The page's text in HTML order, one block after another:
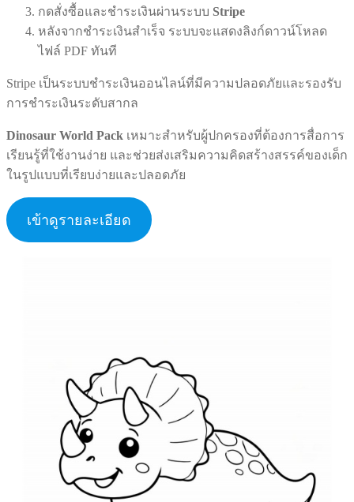
กดสั่งซื้อและชำระเงินผ่านระบบ Stripe
หลังจากชำระเงินสำเร็จ ระบบจะแสดงลิงก์ดาวน์โหลด
ไฟล์ PDF ทันที
Stripe เป็นระบบชำระเงินออนไลน์ที่มีความปลอดภัยและรองรับ
การชำระเงินระดับสากล
Dinosaur World Pack เหมาะสำหรับผู้ปกครองที่ต้องการสื่อการ
เรียนรู้ที่ใช้งานง่าย และช่วยส่งเสริมความคิดสร้างสรรค์ของเด็ก
ในรูปแบบที่เรียบง่ายและปลอดภัย
เข้าดูรายละเอียด